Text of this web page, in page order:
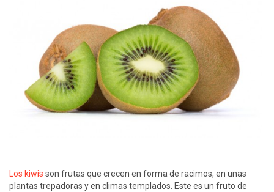
Los kiwis son frutas que crecen en forma de racimos, en unas
plantas trepadoras y en climas templados. Este es un fruto de